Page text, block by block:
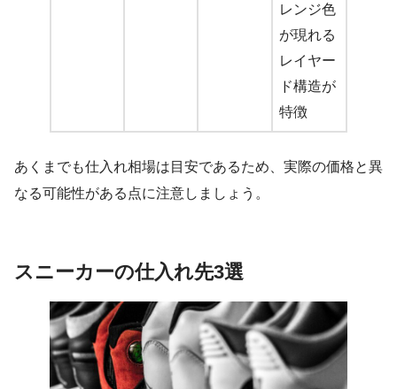
レンジ色
が現れる
レイヤー
ド構造が
特徴
あくまでも仕入れ相場は目安であるため、実際の価格と異
なる可能性がある点に注意しましょう。
スニーカーの仕入れ先3選